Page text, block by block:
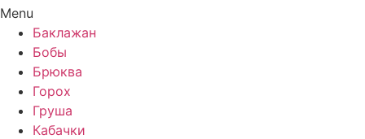
Menu
Баклажан
Бобы
Брюква
Горох
Груша
Кабачки